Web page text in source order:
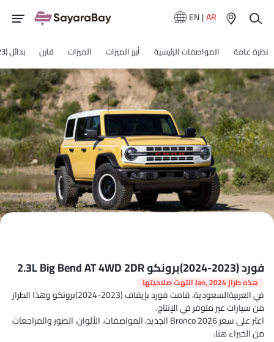
EN|AR
نظرة عامة المواصفات الرئيسية أبرز الميزات الميزات قارن بدائل (2023-2024)برونكو
فورد (2023-2024)برونكو 2.3L Big Bend AT 4WD 2DR
هذه طراز Jan, 2024 انتهت صلاحيتها
في العربيةالسعودية، قامت فورد بإيقاف (2023-2024)برونكو وهذا الطراز
من سيارات غير متوفر في الإنتاج.
اعثر على سعر Bronco 2026 الجديد، المواصفات، الألوان، الصور والمراجعات
من الخبراء هنا.